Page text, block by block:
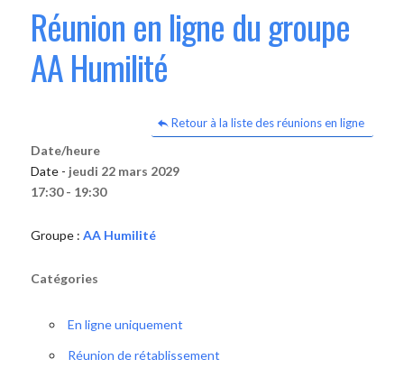
Réunion en ligne du groupe
AA Humilité
Retour à la liste des réunions en ligne
Date/heure
Date - jeudi 22 mars 2029
17:30 - 19:30
Groupe : AA Humilité
Catégories
En ligne uniquement
Réunion de rétablissement